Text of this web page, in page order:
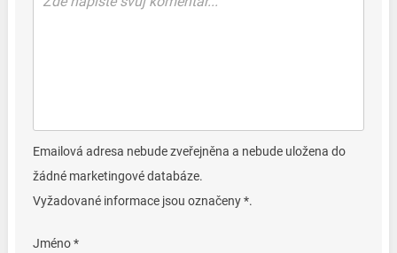
Emailová adresa nebude zveřejněna a nebude uložena do
žádné marketingové databáze.
Vyžadované informace jsou označeny *.
Jméno *